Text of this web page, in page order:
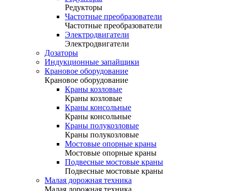
Редукторы
Частотные преобразователи
Частотные преобразователи
Электродвигатели
Электродвигатели
Дозаторы
Индукционные запайщики
Крановое оборудование
Крановое оборудование
Краны козловые
Краны козловые
Краны консольные
Краны консольные
Краны полукозловые
Краны полукозловые
Мостовые опорные краны
Мостовые опорные краны
Подвесные мостовые краны
Подвесные мостовые краны
Малая дорожная техника
Малая дорожная техника